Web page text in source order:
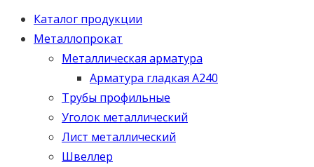
Каталог продукции
Металлопрокат
Металлическая арматура
Арматура гладкая А240
Трубы профильные
Уголок металлический
Лист металлический
Швеллер